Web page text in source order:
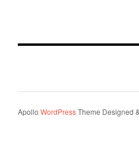
Apollo WordPressTheme Designed